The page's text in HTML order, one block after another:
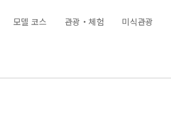
모델 코스 관광・체험 미식관광